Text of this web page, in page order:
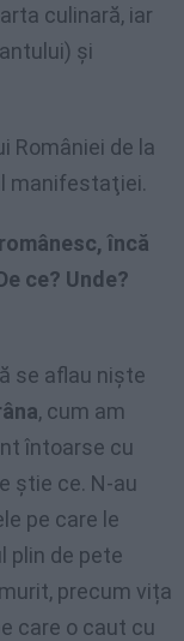
culinară, iar
şi
României de la
manifestaţiei.
încă
ce? Unde?
se aflau nişte
, cum am
întoarse cu
ştie ce. N-au
pe care le
plin de pete
precum vița
care o caut cu